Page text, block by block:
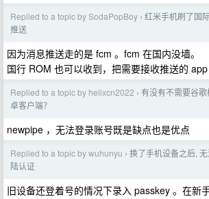
Replied to a topic by SodaPopBoy › 红米手机刷了国
推送
因为消息推送走的是 fcm 。fcm 在国内没墙。
国行 ROM 也可以收到，把需要接收推送的 app
Replied to a topic by helixcn2022 › 有没有不需要谷
卓客户端？
newpipe ，无法登录账号既是缺点也是优点
Replied to a topic by wuhunyu › 换了手机设备之后,
陆认证
旧设备还登着号的情况下录入 passkey 。在新